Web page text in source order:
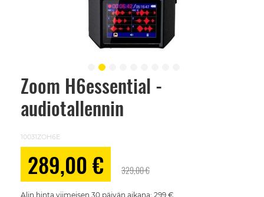
Zoom H6essential -
audiotallennin
10031ZOH6E
289,00 € 329,00 €
Alin hinta viimeisen 30 päivän aikana: 299 €
Skip
beginning
images
gallery